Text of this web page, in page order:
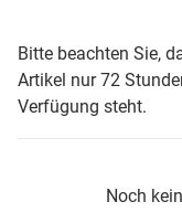
Bitte beachten Sie,
Artikel nur 72
Verfügung steht.
Noch